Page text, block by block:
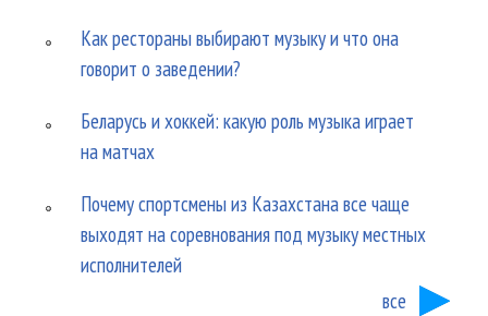
Как рестораны выбирают музыку и что она
говорит о заведении?
Беларусь и хоккей: какую роль музыка играет
на матчах
Почему спортсмены из Казахстана все чаще
выходят на соревнования под музыку местных
исполнителей
все